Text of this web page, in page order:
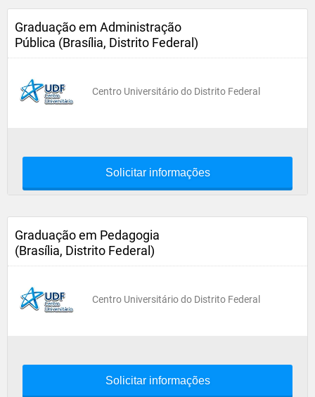
Graduação em Administração
Pública (Brasília, Distrito Federal)
Centro Universitário do Distrito Federal
Solicitar informações
Graduação em Pedagogia
(Brasília, Distrito Federal)
Centro Universitário do Distrito Federal
Solicitar informações